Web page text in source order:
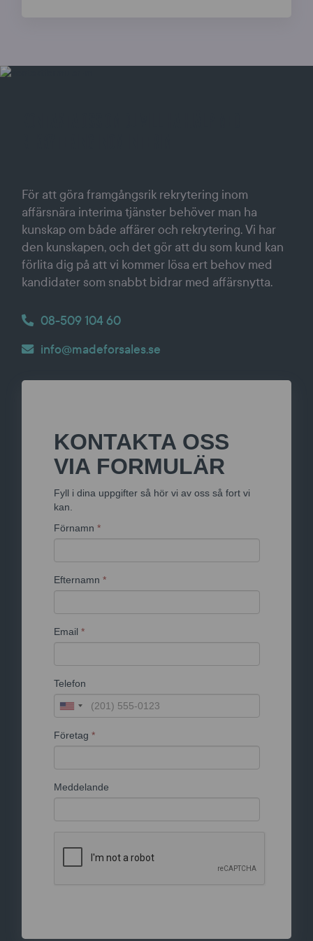
För att göra framgångsrik rekrytering inom
affärsnära interima tjänster behöver man ha
kunskap om både affärer och rekrytering. Vi har
den kunskapen, och det gör att du som kund kan
förlita dig på att vi kommer lösa ert behov med
kandidater som snabbt bidrar med affärsnytta.
08-509 104 60
info@madeforsales.se